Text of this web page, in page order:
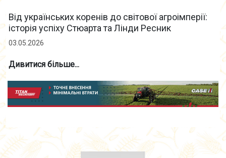
Від українських коренів до світової агроімперії:
історія успіху Стюарта та Лінди Ресник
03.05.2026
Дивитися більше...